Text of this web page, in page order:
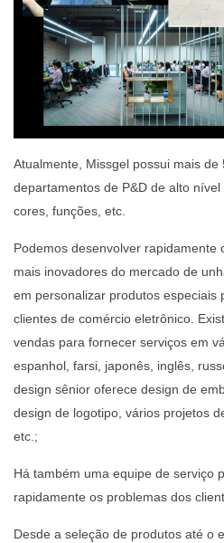
Atualmente, Missgel possui mais
departamentos de P&D de alto
cores, funções, etc.
Podemos desenvolver rapidamente
mais inovadores do mercado de
em personalizar produtos especiais
clientes de comércio eletrônico.
vendas para fornecer serviços em
espanhol, farsi, japonês, inglês,
design sênior oferece design de
design de logotipo, vários projetos
etc.;
Há também uma equipe de serviço
rapidamente os problemas dos
Desde a seleção de produtos até o